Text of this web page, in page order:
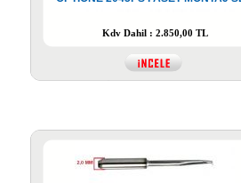
Kdv Dahil : 2.850,00 TL